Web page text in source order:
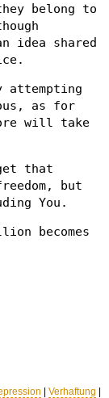
belong to
idea shared
attempting
as for
will take
that
but
You.
becomes
Verhaftung